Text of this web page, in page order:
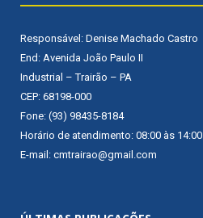
Responsável: Denise Machado Castro
End: Avenida João Paulo II
Industrial – Trairão – PA
CEP: 68198-000
Fone: (93) 98435-8184
Horário de atendimento: 08:00 às 14:00
E-mail: cmtrairao@gmail.com